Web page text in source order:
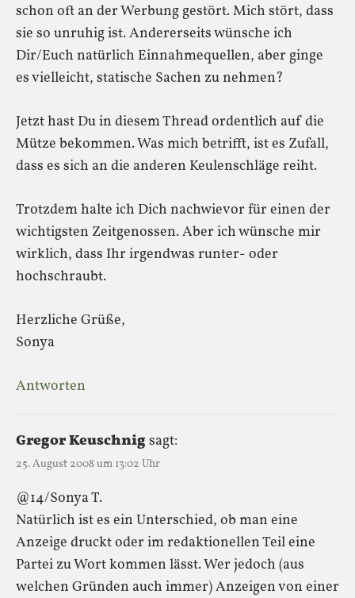
schon oft an der Werbung gestört. Mich stört, dass
sie so unruhig ist. Andererseits wünsche ich
Dir/Euch natürlich Einnahmequellen, aber ginge
es vielleicht, statische Sachen zu nehmen?
Jetzt hast Du in diesem Thread ordentlich auf die
Mütze bekommen. Was mich betrifft, ist es Zufall,
dass es sich an die anderen Keulenschläge reiht.
Trotzdem halte ich Dich nachwievor für einen der
wichtigsten Zeitgenossen. Aber ich wünsche mir
wirklich, dass Ihr irgendwas runter- oder
hochschraubt.
Herzliche Grüße,
Sonya
Antworten
Gregor Keuschnigsagt:
25. August 2008 um 13:02 Uhr
@14/Sonya T.
Natürlich ist es ein Unterschied, ob man eine
Anzeige druckt oder im redaktionellen Teil eine
Partei zu Wort kommen lässt. Wer jedoch (aus
welchen Gründen auch immer) Anzeigen von einer